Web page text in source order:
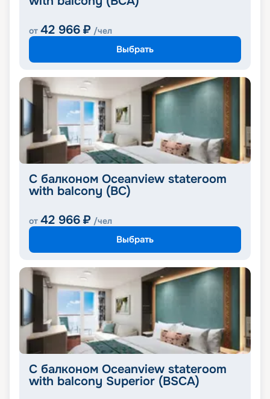
от 42 966 ₽ /чел
Выбрать
С балконом Oceanview stateroom
with balcony (BC)
от 42 966 ₽ /чел
Выбрать
С балконом Oceanview stateroom
with balcony Superior (BSCA)